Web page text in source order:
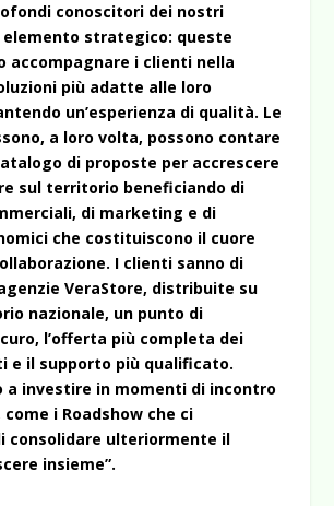
conoscitori dei nostri
strategico: queste
accompagnare i clienti nella
più adatte alle loro
un’esperienza di qualità. Le
a loro volta, possono contare
di proposte per accrescere
sul territorio beneficiando di
di marketing e di
che costituiscono il cuore
I clienti sanno di
VeraStore, distribuite su
nazionale, un punto di
l’offerta più completa dei
e il supporto più qualificato.
a investire in momenti di incontro
i Roadshow che ci
consolidare ulteriormente il
insieme”.